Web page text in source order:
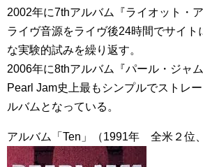
2002年に7thアルバム『ライオット・
ライヴ音源をライヴ後24時間でサイト
な実験的試みを繰り返す。
2006年に8thアルバム『パール・ジャ
Pearl Jam史上最もシンプルでストレ
ルバムとなっている。
アルバム「Ten」（1991年 全米２位